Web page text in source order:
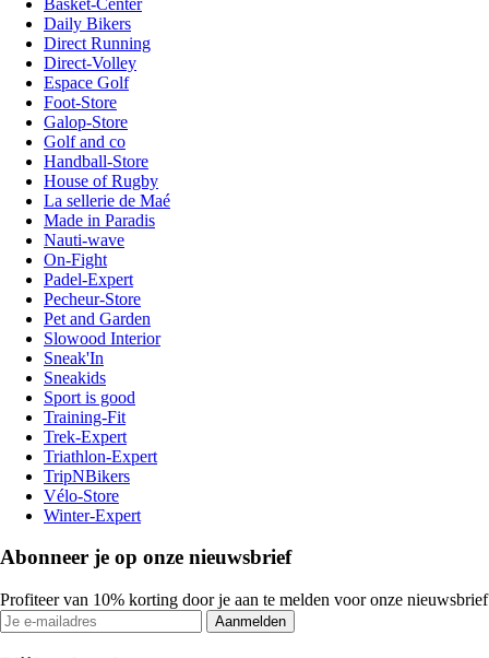
Daily Bikers
Direct Running
Direct-Volley
Espace Golf
Foot-Store
Galop-Store
Golf and co
Handball-Store
House of Rugby
La sellerie de Maé
Made in Paradis
Nauti-wave
On-Fight
Padel-Expert
Pecheur-Store
Pet and Garden
Slowood Interior
Sneak'In
Sneakids
Sport is good
Training-Fit
Trek-Expert
Triathlon-Expert
TripNBikers
Vélo-Store
Winter-Expert
Abonneer je op onze nieuwsbrief
Profiteer van 10% korting door je aan te melden voor onze nieuwsbrief
Aanmelden